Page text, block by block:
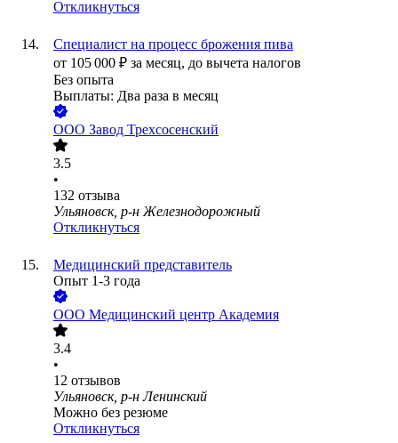
Откликнуться
Специалист на процесс брожения пива
от 105 000 ₽ за месяц, до вычета налогов
Без опыта
Выплаты: Два раза в месяц
ООО Завод Трехсосенский
3.5
•
132 отзыва
Ульяновск, р-н Железнодорожный
Откликнуться
Медицинский представитель
Опыт 1-3 года
ООО Медицинский центр Академия
3.4
•
12 отзывов
Ульяновск, р-н Ленинский
Можно без резюме
Откликнуться